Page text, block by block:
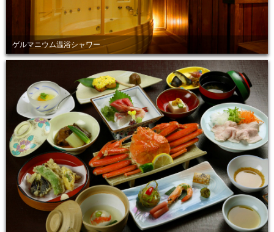
ゲルマニウム温浴シャワー